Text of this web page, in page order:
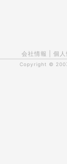
会社情報 個
Copyright ©